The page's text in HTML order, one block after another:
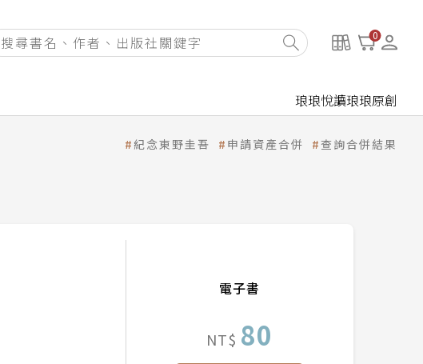
0
琅琅悅讀琅琅原創
紀念東野圭吾 申請資產合併 查詢合併結果
電子書
NT$ 80